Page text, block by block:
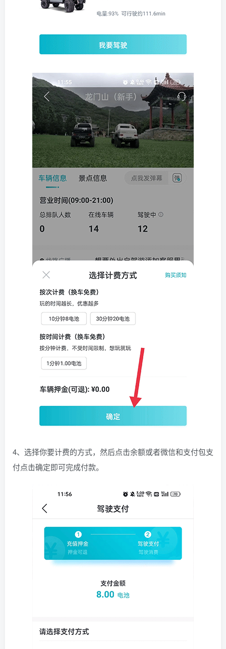
4、选择你要计费的方式，然后点击余额或者微信和支付包支
付点击确定即可完成付款。